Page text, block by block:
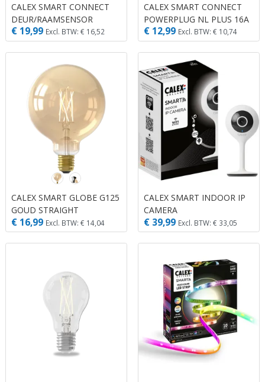
CALEX SMART CONNECT
DEUR/RAAMSENSOR
€ 19,99 Excl. BTW: € 16,52
CALEX SMART CONNECT
POWERPLUG NL PLUS 16A
€ 12,99 Excl. BTW: € 10,74
CALEX SMART GLOBE G125
GOUD STRAIGHT
FILAMENT 220-240V 7W
806LM 1800-3000K E27
€ 16,99 Excl. BTW: € 14,04
CALEX SMART INDOOR IP
CAMERA
€ 39,99 Excl. BTW: € 33,05